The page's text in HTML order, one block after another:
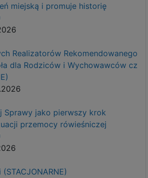
miejską i promuje historię
Realizatorów Rekomendowanego
dla Rodziców i Wychowawców cz
Sprawy jako pierwszy krok
przemocy rówieśniczej